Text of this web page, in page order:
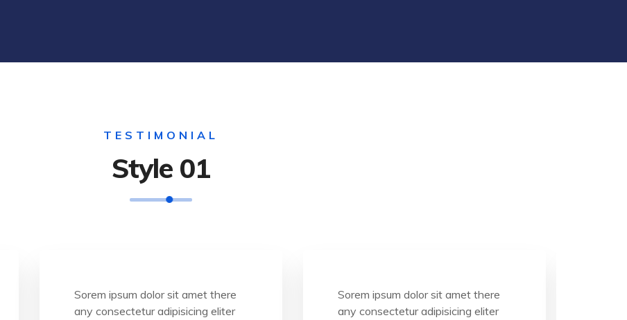
TESTIMONIAL
Style 01
Sorem ipsum dolor sit amet there
any consectetur adipisicing eliter
Sorem ipsum dolor sit amet there
any consectetur adipisicing eliter